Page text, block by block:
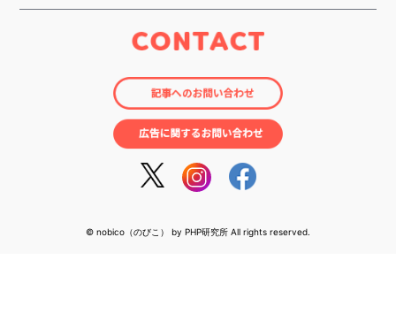
© nobico（のびこ） by PHP研究所 All rights reserved.